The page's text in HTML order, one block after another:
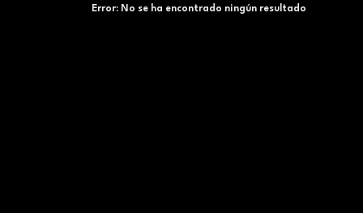
Error: No se ha encontrado ningún resultado